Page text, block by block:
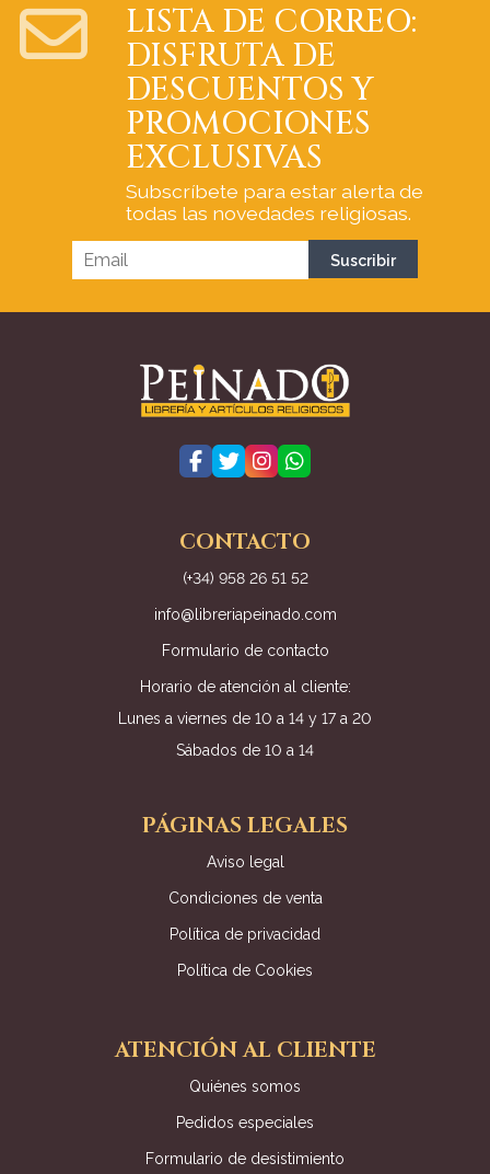
LISTA DE CORREO:
DISFRUTA DE
DESCUENTOS Y
PROMOCIONES
EXCLUSIVAS
Subscríbete para estar alerta de
todas las novedades religiosas.
CONTACTO
(+34) 958 26 51 52
info@libreriapeinado.com
Formulario de contacto
Horario de atención al cliente:
Lunes a viernes de 10 a 14 y 17 a 20
Sábados de 10 a 14
PÁGINAS LEGALES
Aviso legal
Condiciones de venta
Política de privacidad
Política de Cookies
ATENCIÓN AL CLIENTE
Quiénes somos
Pedidos especiales
Formulario de desistimiento